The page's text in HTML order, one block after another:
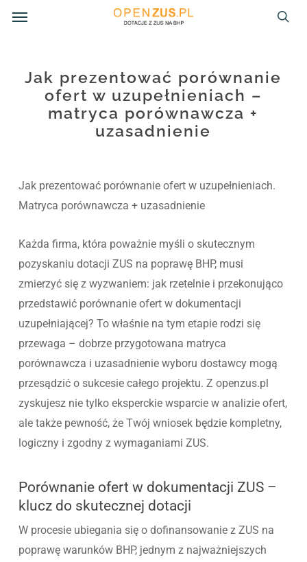
Skip
contentJak prezentować porównanie
ofert w uzupełnieniach –
matryca porównawcza +
uzasadnienie
Jak prezentować porównanie ofert w uzupełnieniach.
Matryca porównawcza + uzasadnienie
Każda firma, która poważnie myśli o skutecznym
pozyskaniu dotacji ZUS na poprawę BHP, musi
zmierzyć się z wyzwaniem: jak rzetelnie i przekonująco
przedstawić porównanie ofert w dokumentacji
uzupełniającej? To właśnie na tym etapie rodzi się
przewaga – dobrze przygotowana matryca
porównawcza i uzasadnienie wyboru dostawcy mogą
przesądzić o sukcesie całego projektu. Z openzus.pl
zyskujesz nie tylko eksperckie wsparcie w analizie ofert,
ale także pewność, że Twój wniosek będzie kompletny,
logiczny i zgodny z wymaganiami ZUS.
Porównanie ofert w dokumentacji ZUS –
klucz do skutecznej dotacji
W procesie ubiegania się o dofinansowanie z ZUS na
poprawę warunków BHP, jednym z najważniejszych